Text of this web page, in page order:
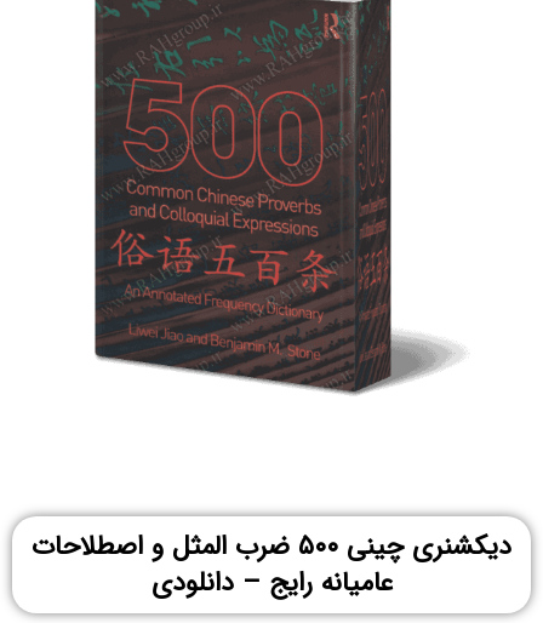
دیکشنری چینی ۵۰۰ ضرب المثل و اصطلاحات
عامیانه رایج – دانلودی